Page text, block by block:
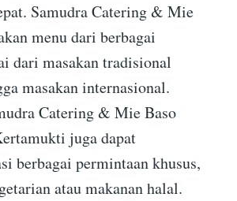
Samudra Catering & Mie
menu dari berbagai
dari masakan tradisional
masakan internasional.
Catering & Mie Baso
juga dapat
berbagai permintaan khusus,
atau makanan halal.